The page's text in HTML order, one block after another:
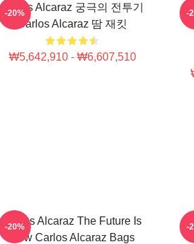
Carlos Alcaraz 궁극의 전투기
Carlos Alcaraz 땀 재킷
₩5,642,910 - ₩6,607,510
-20% -
Carlos Alcaraz The Future Is
Now Carlos Alcaraz Bags
-20% -